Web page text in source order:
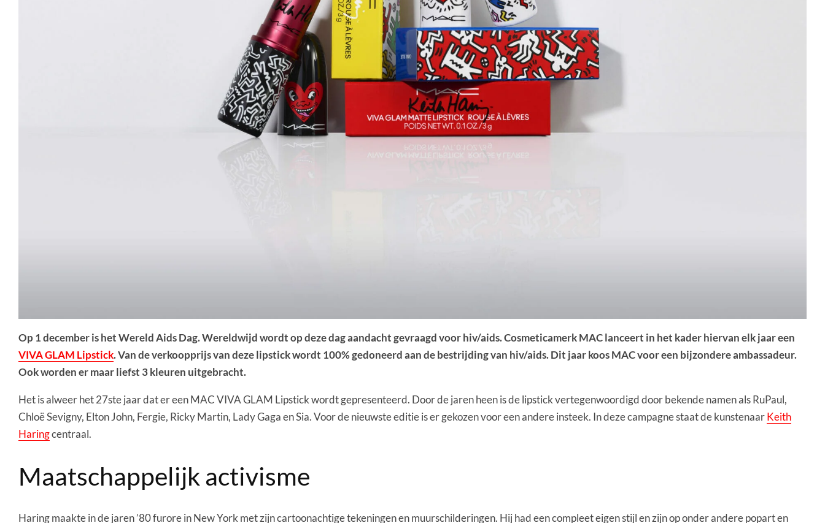
Op 1 december is het Wereld Aids Dag. Wereldwijd wordt op deze dag aandacht gevraagd voor hiv/aids. Cosmeticamerk MAC lanceert in het kader hiervan elk jaar een
VIVA GLAM Lipstick. Van de verkoopprijs van deze lipstick wordt 100% gedoneerd aan de bestrijding van hiv/aids. Dit jaar koos MAC voor een bijzondere ambassadeur.
Ook worden er maar liefst 3 kleuren uitgebracht.
Het is alweer het 27ste jaar dat er een MAC VIVA GLAM Lipstick wordt gepresenteerd. Door de jaren heen is de lipstick vertegenwoordigd door bekende namen als RuPaul,
Chloë Sevigny, Elton John, Fergie, Ricky Martin, Lady Gaga en Sia. Voor de nieuwste editie is er gekozen voor een andere insteek. In deze campagne staat de kunstenaarKeith
Haringcentraal.
Maatschappelijk activisme
Haring maakte in de jaren ’80 furore in New York met zijn cartoonachtige tekeningen en muurschilderingen. Hij had een compleet eigen stijl en zijn op onder andere popart en